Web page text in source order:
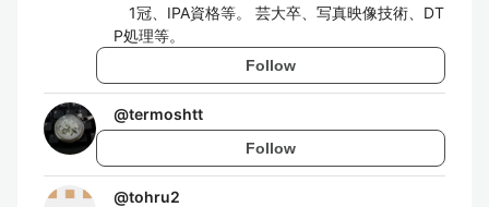
1冠、IPA資格等。 芸大卒、写真映像技術、DT
P処理等。
Follow
@termoshtt
Follow
@tohru2